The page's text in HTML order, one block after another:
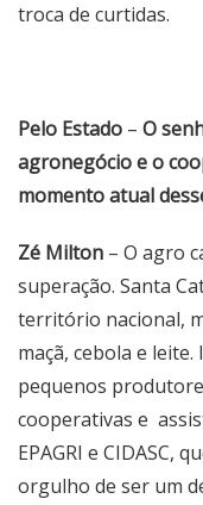
troca de curtidas.
Pelo Estado – O
agronegócio e o
momento atual
Zé Milton – O agro
superação. Santa
território nacional,
maçã, cebola e
pequenos
cooperativas e
EPAGRI e CIDASC,
orgulho de ser um